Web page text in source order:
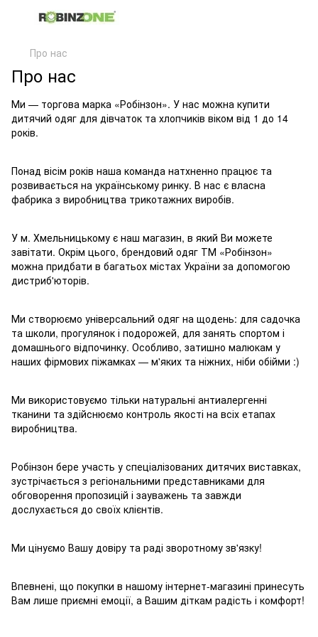
Про нас
Про нас
Ми — торгова марка «Робінзон». У нас можна купити
дитячий одяг для дівчаток та хлопчиків віком від 1 до 14
років.
Понад вісім років наша команда натхненно працює та
розвивається на українському ринку. В нас є власна
фабрика з виробництва трикотажних виробів.
У м. Хмельницькому є наш магазин, в який Ви можете
завітати. Окрім цього, брендовий одяг ТМ «Робінзон»
можна придбати в багатьох містах України за допомогою
дистриб'юторів.
Ми створюємо універсальний одяг на щодень: для садочка
та школи, прогулянок і подорожей, для занять спортом і
домашнього відпочинку. Особливо, затишно малюкам у
наших фірмових піжамках — м'яких та ніжних, ніби обійми :)
Ми використовуємо тільки натуральні антиалергенні
тканини та здійснюємо контроль якості на всіх етапах
виробництва.
Робінзон бере участь у спеціалізованих дитячих виставках,
зустрічається з регіональними представниками для
обговорення пропозицій і зауважень та завжди
дослухається до своїх клієнтів.
Ми цінуємо Вашу довіру та раді зворотному зв'язку!
Впевнені, що покупки в нашому інтернет-магазині принесуть
Вам лише приємні емоції, а Вашим діткам радість і комфорт!